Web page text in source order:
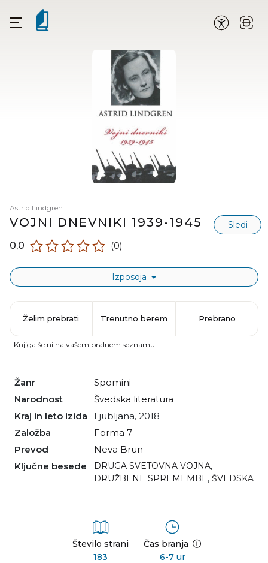
Astrid Lindgren
VOJNI DNEVNIKI 1939-1945 Sledi
0,0 (0)
Izposoja
Žanr
spomini
Narodnost
švedska literatura
Kraj in leto izida
Ljubljana, 2018
Založba
Forma 7
Prevod
Neva Brun
Ključne besede
DRUGA SVETOVNA VOJNA,
DRUŽBENE SPREMEMBE, ŠVEDSKA
Število strani
183
Čas branja
6-7 ur
Želim prebrati Trenutno berem Prebrano
Knjiga še ni na vašem bralnem seznamu.